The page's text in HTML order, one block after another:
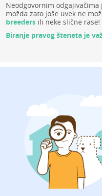
Neodgovornim
možda zato joše uvek ne
breeders ili neke slične rase!
Biranje pravog šteneta je